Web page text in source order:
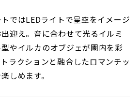
ではLEDライトで星空をイメージ
迎え。音に合わせて光るイルミ
やイルカのオブジェが園内を彩
ラクションと融合したロマンチッ
しめます。